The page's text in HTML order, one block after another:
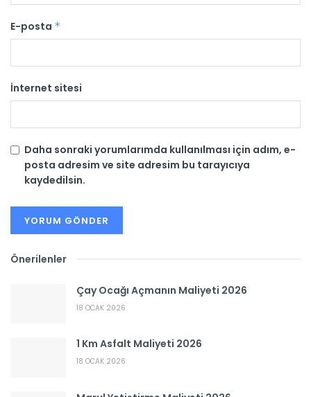
E-posta *
İnternet sitesi
Daha sonraki yorumlarımda kullanılması için adım, e-
posta adresim ve site adresim bu tarayıcıya
kaydedilsin.
Önerilenler
Çay Ocağı Açmanın Maliyeti 2026
18 OCAK 2026
1 Km Asfalt Maliyeti 2026
18 OCAK 2026